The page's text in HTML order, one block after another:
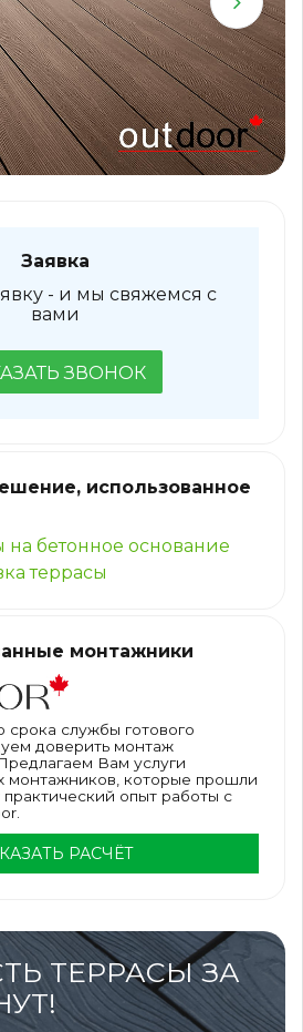
Заявка
- и мы свяжемся с
вами
ЗВОНОК
использованное
на бетонное основание
террасы
монтажники
срока службы готового
доверить монтаж
Вам услуги
монтажников, которые прошли
опыт работы с
РАСЧЁТ
ТЕРРАСЫ ЗА